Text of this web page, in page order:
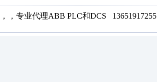
，专业代理ABB PLC和DCS 13651917255